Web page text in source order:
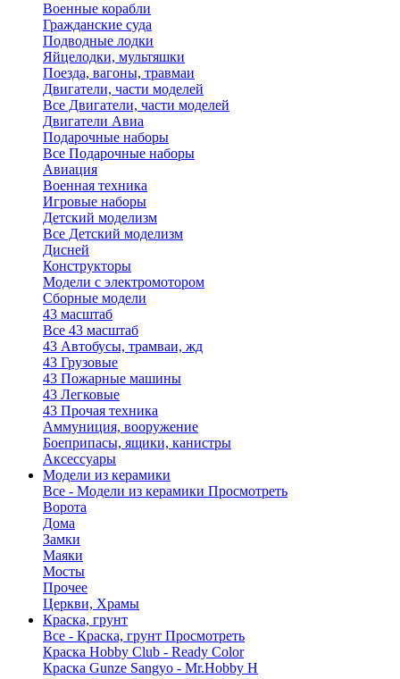
Военные корабли
Гражданские суда
Подводные лодки
Яйцелодки, мультяшки
Поезда, вагоны, травмаи
Двигатели, части моделей
Все Двигатели, части моделей
Двигатели Авиа
Подарочные наборы
Все Подарочные наборы
Авиация
Военная техника
Игровые наборы
Детский моделизм
Все Детский моделизм
Дисней
Конструкторы
Модели с электромотором
Сборные модели
43 масштаб
Все 43 масштаб
43 Автобусы, трамваи, жд
43 Грузовые
43 Пожарные машины
43 Легковые
43 Прочая техника
Аммуниция, вооружение
Боеприпасы, ящики, канистры
Аксессуары
Модели из керамики
Все - Модели из керамики Просмотреть
Ворота
Дома
Замки
Маяки
Мосты
Прочее
Церкви, Храмы
Краска, грунт
Все - Краска, грунт Просмотреть
Краска Hobby Club - Ready Color
Краска Gunze Sangyo - Mr.Hobby H